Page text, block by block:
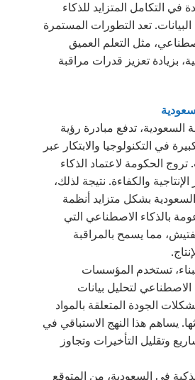
في التكامل المتزايد للذكاء
تعد التطورات المستمرة
مثل التعلم العميق
بزيادة تعزيز قدرات مراقبة
السعودية، تدفع مبادرة رؤية
كبيرة في التكنولوجيا والابتكار عبر
الحكومة لاعتماد الذكاء
والكفاءة. نتيجة لذلك،
بشكل متزايد أنظمة
بالذكاء الاصطناعي التي
مما يسمح بالمراقبة
تستخدم المؤسسات
لتحليل بيانات
الجودة المتعلقة بالمواد
يساهم هذا النهج الاستباقي في
وتقليل التأخيرات وتجاوز
في السعودية، من المتوقع